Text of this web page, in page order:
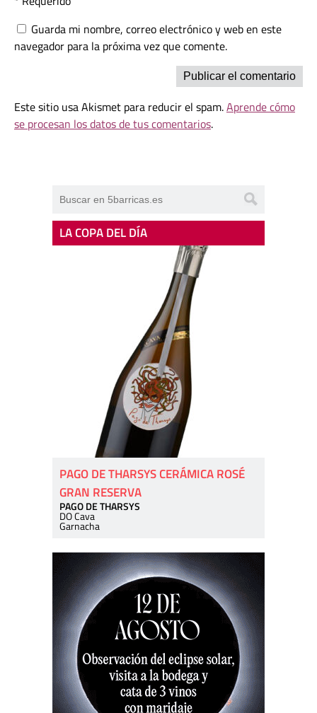
Guarda mi nombre, correo electrónico y web en este
navegador para la próxima vez que comente.
Este sitio usa Akismet para reducir el spam.Aprende cómo
se procesan los datos de tus comentarios.
LA COPA DEL DÍA
PAGO DE THARSYS CERÁMICA ROSÉ
GRAN RESERVA
PAGO DE THARSYS
DO Cava
Garnacha